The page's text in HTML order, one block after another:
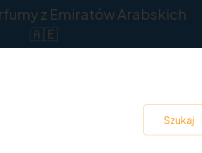
z Emiratów Arabskich
🇦🇪